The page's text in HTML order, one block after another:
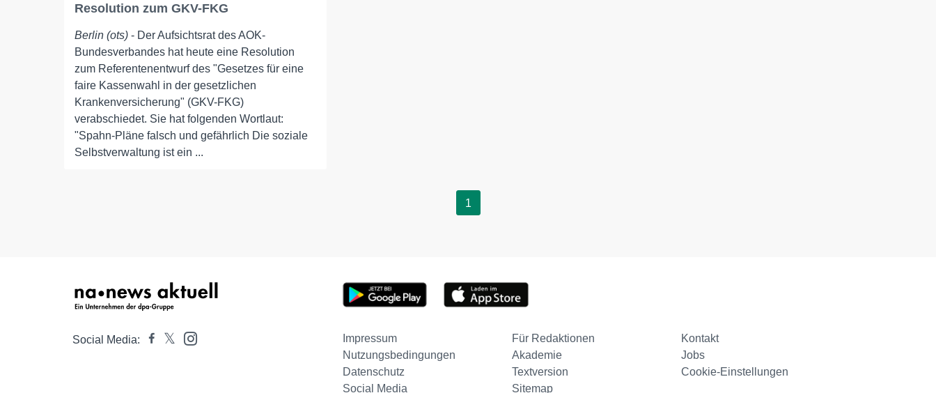
Resolution zum GKV-FKG
Berlin (ots) - Der Aufsichtsrat des AOK-
Bundesverbandes hat heute eine Resolution
zum Referentenentwurf des "Gesetzes für eine
faire Kassenwahl in der gesetzlichen
Krankenversicherung" (GKV-FKG)
verabschiedet. Sie hat folgenden Wortlaut:
"Spahn-Pläne falsch und gefährlich Die soziale
Selbstverwaltung ist ein ...
1
Social Media: Impressum Für Redaktionen
Kontakt
Nutzungsbedingungen
Akademie
Jobs
Datenschutz
Textversion
Cookie-Einstellungen
Social Media
Sitemap